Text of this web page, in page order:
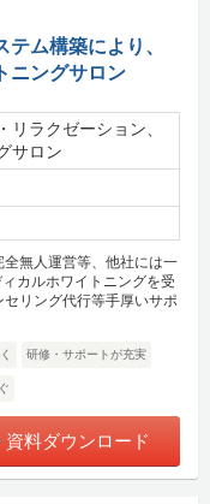
ム構築により、
ニングサロン
リラクゼーション、
サロン
無人運営等、他社には一
カルホワイトニングを受
リング代行等手厚いサポ
研修・サポートが充実
資料ダウンロード